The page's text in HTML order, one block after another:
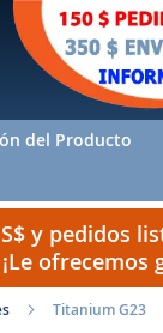
del Producto
y pedidos
Titanium G23